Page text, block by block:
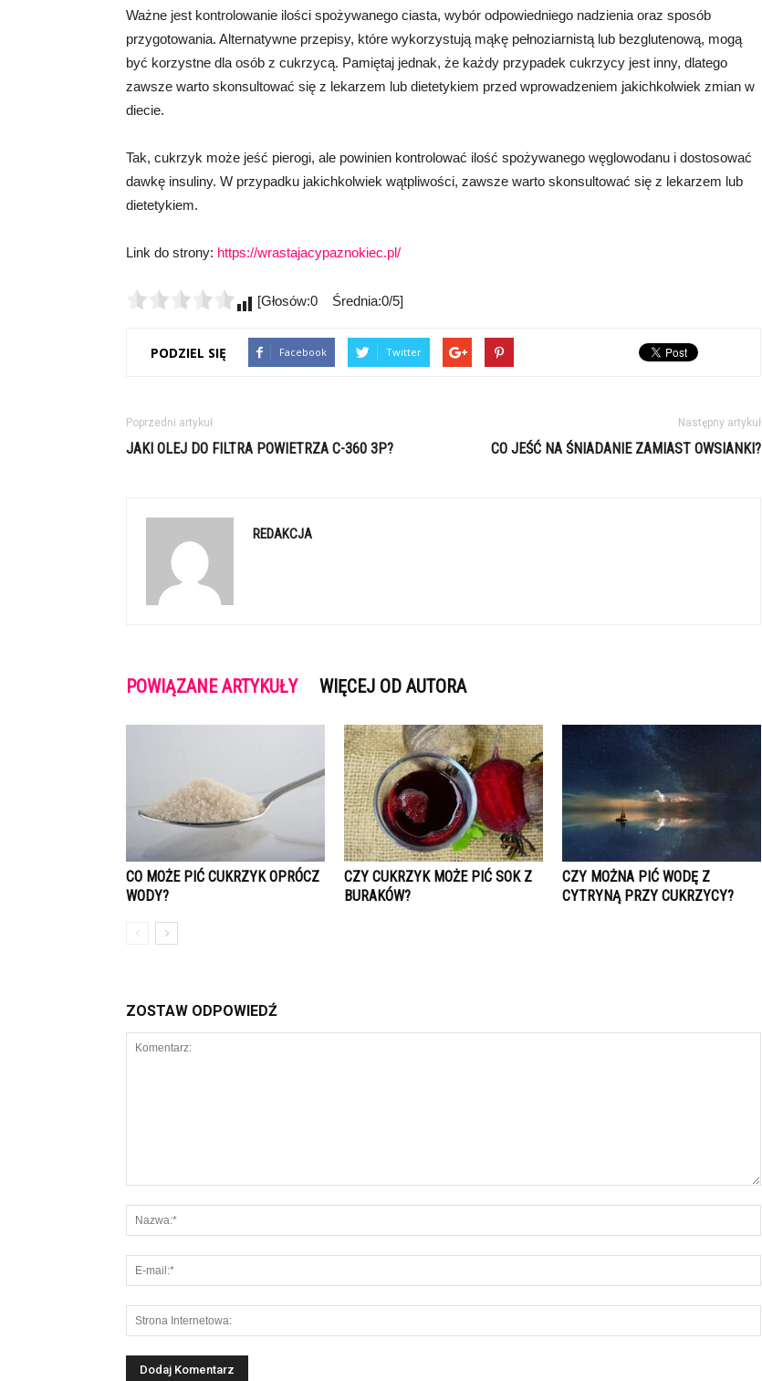
Ważne jest kontrolowanie ilości spożywanego ciasta, wybór odpowiedniego nadzienia oraz sposób
przygotowania. Alternatywne przepisy, które wykorzystują mąkę pełnoziarnistą lub bezglutenową, mogą
być korzystne dla osób z cukrzycą. Pamiętaj jednak, że każdy przypadek cukrzycy jest inny, dlatego
zawsze warto skonsultować się z lekarzem lub dietetykiem przed wprowadzeniem jakichkolwiek zmian w
diecie.
Tak, cukrzyk może jeść pierogi, ale powinien kontrolować ilość spożywanego węglowodanu i dostosować
dawkę insuliny. W przypadku jakichkolwiek wątpliwości, zawsze warto skonsultować się z lekarzem lub
dietetykiem.
Link do strony: https://wrastajacypaznokiec.pl/
[Głosów:0 Średnia:0/5]
PODZIEL SIĘ Facebook Twitter
Poprzedni artykuł
JAKI OLEJ DO FILTRA POWIETRZA C-360 3P?
Następny artykuł
CO JEŚĆ NA ŚNIADANIE ZAMIAST OWSIANKI?
REDAKCJA
POWIĄZANE ARTYKUŁY WIĘCEJ OD AUTORA
CO MOŻE PIĆ CUKRZYK OPRÓCZ
WODY?
CZY CUKRZYK MOŻE PIĆ SOK Z
BURAKÓW?
CZY MOŻNA PIĆ WODĘ Z
CYTRYNĄ PRZY CUKRZYCY?
ZOSTAW ODPOWIEDŹ